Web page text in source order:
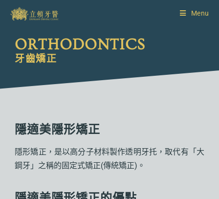
Menu
ORTHODONTICS
牙齒矯正
隱適美隱形矯正
隱形矯正，是以高分子材料製作透明牙托，取代有「大
鋼牙」之稱的固定式矯正(傳統矯正)。